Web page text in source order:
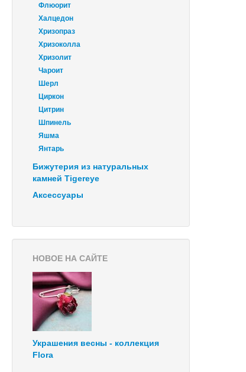
Флюорит
Халцедон
Хризопраз
Хризоколла
Хризолит
Чароит
Шерл
Циркон
Цитрин
Шпинель
Яшма
Янтарь
Бижутерия из натуральных
камней Tigereye
Аксессуары
НОВОЕ НА САЙТЕ
Украшения весны - коллекция
Flora